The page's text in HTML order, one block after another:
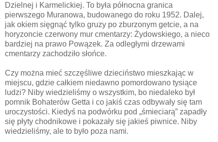
Dzielnej i Karmelickiej. To była północna granica
pierwszego Muranowa, budowanego do roku 1952. Dalej,
jak okiem sięgnąć tylko gruzy po zburzonym getcie, a na
horyzoncie czerwony mur cmentarzy: Żydowskiego, a nieco
bardziej na prawo Powązek. Za odległymi drzewami
cmentarzy zachodziło słońce.
Czy można mieć szczęśliwe dzieciństwo mieszkając w
miejscu, gdzie całkiem niedawno pomordowano tysiące
ludzi? Niby wiedzieliśmy o wszystkim, bo niedaleko był
pomnik Bohaterów Getta i co jakiś czas odbywały się tam
uroczystości. Kiedyś na podwórku pod „śmieciarą” zapadły
się płyty chodnikowe i pokazały się jakieś piwnice. Niby
wiedzieliśmy, ale to było poza nami.